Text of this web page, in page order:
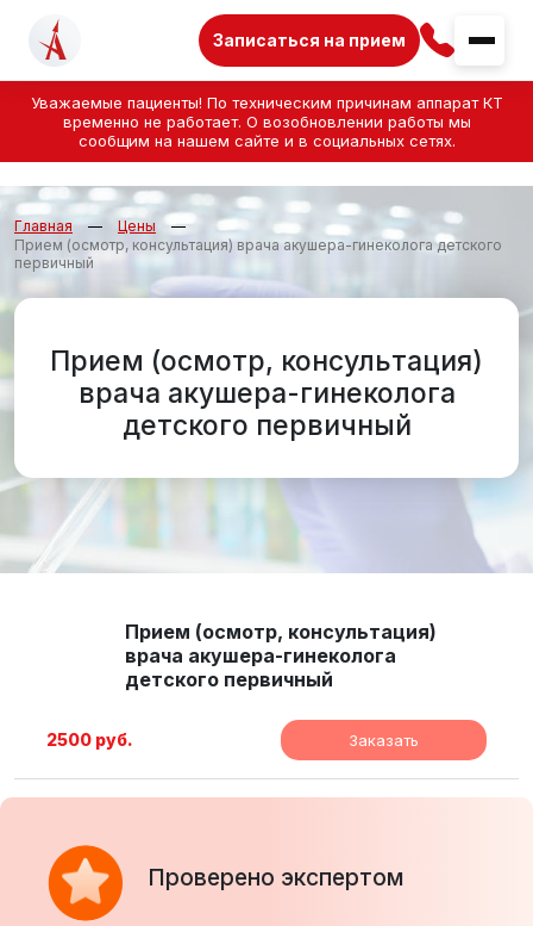
Уважаемые пациенты! По техническим причинам аппарат КТ
временно не работает. О возобновлении работы мы
сообщим на нашем сайте и в социальных сетях.
Записаться на прием
Главная
Цены
Прием (осмотр, консультация) врача акушера-гинеколога детского
первичный
Прием (осмотр, консультация)
врача акушера-гинеколога
детского первичный
Прием (осмотр, консультация)
врача акушера-гинеколога
детского первичный
2500 руб. Заказать
Проверено экспертом